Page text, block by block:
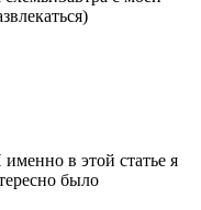
в этой статье я
было